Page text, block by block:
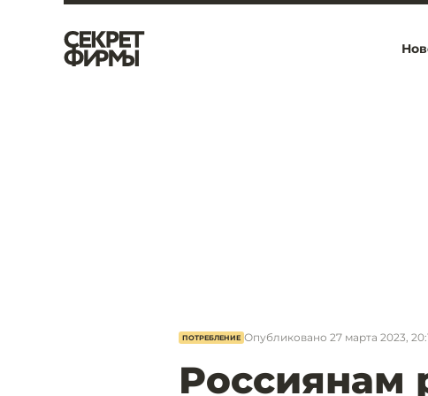
ПОТРЕБЛЕНИЕ Опубликовано 27 марта 2023,
Россиянам